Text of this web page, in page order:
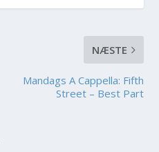
NÆSTE
Mandags A Cappella: Fifth
Street – Best Part